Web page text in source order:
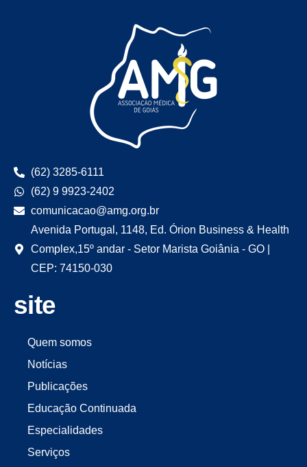
(62) 3285-6111
(62) 9 9923-2402
comunicacao@amg.org.br
Avenida Portugal, 1148, Ed. Órion Business & Health
Complex,15º andar - Setor Marista Goiânia - GO |
CEP: 74150-030
site
Quem somos
Notícias
Publicações
Educação Continuada
Especialidades
Serviços